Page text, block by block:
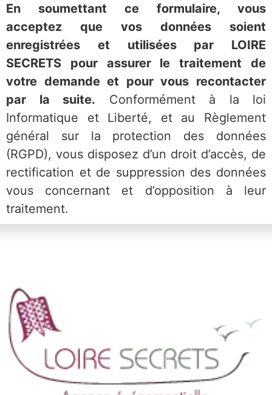
En soumettant ce formulaire, vous
acceptez que vos données soient
enregistrées et utilisées par LOIRE
SECRETS pour assurer le traitement de
votre demande et pour vous recontacter
par la suite.
Conformément à la loi
Informatique et Liberté, et au Règlement
général sur la protection des données
(RGPD), vous disposez d’un droit d’accès, de
rectification et de suppression des données
vous concernant et d’opposition à leur
traitement.